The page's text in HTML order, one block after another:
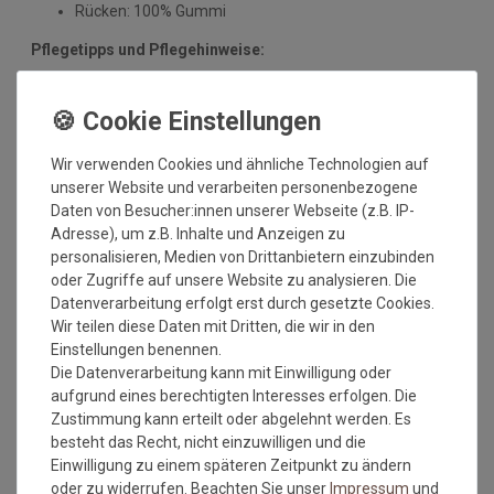
Rücken: 100% Gummi
Pflegetipps und Pflegehinweise:
Fußmatten, die zu 100% PVC-frei sind. Dank eines
hochwertigen Gummirückens sind die Fußmatten absolut
ruschfest. Einem sicheren Gebrauch auch auf
Fußbodenheizungen steht somit nichts mehr im Wege.
Vor dem ersten Gebrauch waschen Sie die Fußmatte separat
bei angegebener Temperatur mit Feinwaschmittel und legen
sie flach zum Trocknen aus. Dadurch richten sich die Fasern
auf, der Mattenflor wird aktiviert und transportbedingte Falten
und Knicke werden wieder glatt. Pflegen Sie so Ihre
Fußmatte regelmäßig und Sie werden überrascht sein, wie
viele Jahre Qualität und Farbe erhalten bleiben.
Waschtipps:
Matten, die nicht mehr in die Waschmaschine passen, können
mit einem Dampfstrahler (aus Entfernung) gereinigt werden
oder bei einer Wäscherei abgegeben werden. Ganz wichtig ist
Wir verwenden Cookies und ähnliche Technologien auf
unserer Website und verarbeiten personenbezogene
Daten von Besucher:innen unserer Webseite (z.B. IP-
Adresse), um z.B. Inhalte und Anzeigen zu
personalisieren, Medien von Drittanbietern einzubinden
oder Zugriffe auf unsere Website zu analysieren. Die
Datenverarbeitung erfolgt erst durch gesetzte Cookies.
Wir teilen diese Daten mit Dritten, die wir in den
Einstellungen benennen.
Die Datenverarbeitung kann mit Einwilligung oder
aufgrund eines berechtigten Interesses erfolgen. Die
Zustimmung kann erteilt oder abgelehnt werden. Es
besteht das Recht, nicht einzuwilligen und die
Einwilligung zu einem späteren Zeitpunkt zu ändern
oder zu widerrufen. Beachten Sie unser Impressum und